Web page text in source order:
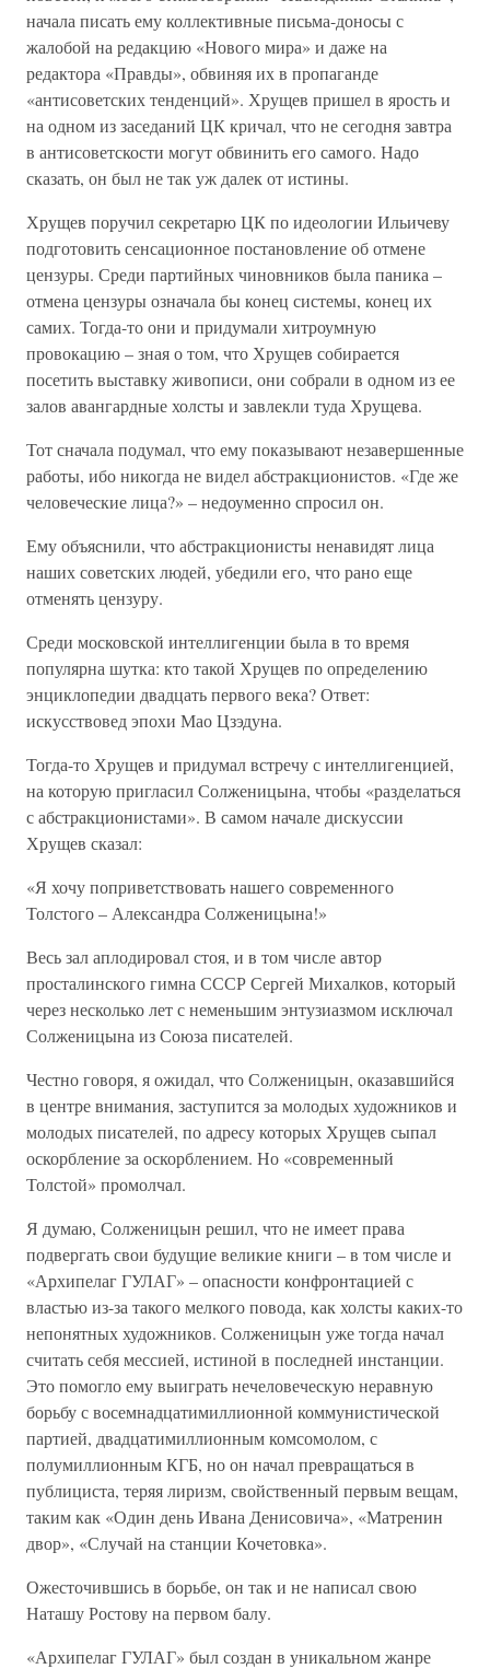
начала писать ему коллективные письма-доносы с
жалобой на редакцию «Нового мира» и даже на
редактора «Правды», обвиняя их в пропаганде
«антисоветских тенденций». Хрущев пришел в ярость и
на одном из заседаний ЦК кричал, что не сегодня завтра
в антисоветскости могут обвинить его самого. Надо
сказать, он был не так уж далек от истины.
Хрущев поручил секретарю ЦК по идеологии Ильичеву
подготовить сенсационное постановление об отмене
цензуры. Среди партийных чиновников была паника –
отмена цензуры означала бы конец системы, конец их
самих. Тогда-то они и придумали хитроумную
провокацию – зная о том, что Хрущев собирается
посетить выставку живописи, они собрали в одном из ее
залов авангардные холсты и завлекли туда Хрущева.
Тот сначала подумал, что ему показывают незавершенные
работы, ибо никогда не видел абстракционистов. «Где же
человеческие лица?» – недоуменно спросил он.
Ему объяснили, что абстракционисты ненавидят лица
наших советских людей, убедили его, что рано еще
отменять цензуру.
Среди московской интеллигенции была в то время
популярна шутка: кто такой Хрущев по определению
энциклопедии двадцать первого века? Ответ:
искусствовед эпохи Мао Цзэдуна.
Тогда-то Хрущев и придумал встречу с интеллигенцией,
на которую пригласил Солженицына, чтобы «разделаться
с абстракционистами». В самом начале дискуссии
Хрущев сказал:
«Я хочу поприветствовать нашего современного
Толстого – Александра Солженицына!»
Весь зал аплодировал стоя, и в том числе автор
просталинского гимна СССР Сергей Михалков, который
через несколько лет с неменьшим энтузиазмом исключал
Солженицына из Союза писателей.
Честно говоря, я ожидал, что Солженицын, оказавшийся
в центре внимания, заступится за молодых художников и
молодых писателей, по адресу которых Хрущев сыпал
оскорбление за оскорблением. Но «современный
Толстой» промолчал.
Я думаю, Солженицын решил, что не имеет права
подвергать свои будущие великие книги – в том числе и
«Архипелаг ГУЛАГ» – опасности конфронтацией с
властью из-за такого мелкого повода, как холсты каких-то
непонятных художников. Солженицын уже тогда начал
считать себя мессией, истиной в последней инстанции.
Это помогло ему выиграть нечеловеческую неравную
борьбу с восемнадцатимиллионной коммунистической
партией, двадцатимиллионным комсомолом, с
полумиллионным КГБ, но он начал превращаться в
публициста, теряя лиризм, свойственный первым вещам,
таким как «Один день Ивана Денисовича», «Матренин
двор», «Случай на станции Кочетовка».
Ожесточившись в борьбе, он так и не написал свою
Наташу Ростову на первом балу.
«Архипелаг ГУЛАГ» был создан в уникальном жанре